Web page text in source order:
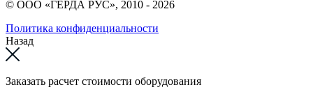
© ООО «ГЕРДА РУС», 2010 - 2026
Политика конфиденциальности
Назад
Заказать расчет стоимости оборудования